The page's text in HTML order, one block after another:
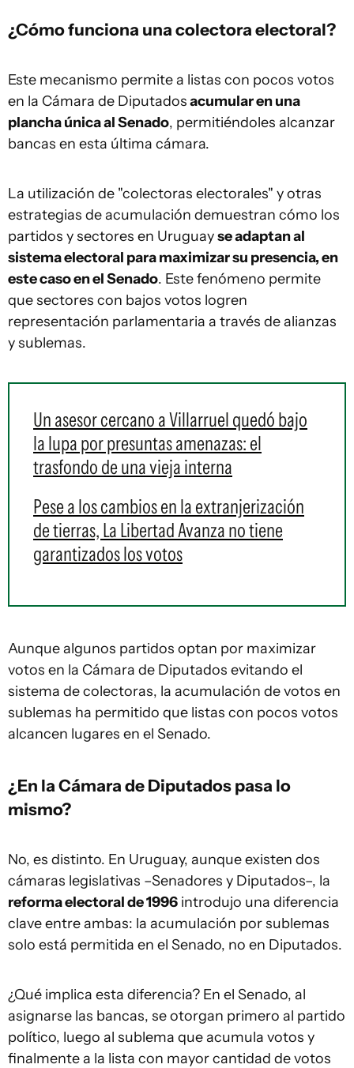
¿Cómo funciona una colectora electoral?
Este mecanismo permite a listas con pocos votos
en la Cámara de Diputadosacumular en una
plancha única al Senado, permitiéndoles alcanzar
bancas en esta última cámara.
La utilización de "colectoras electorales" y otras
estrategias de acumulación demuestran cómo los
partidos y sectores en Uruguayse adaptan al
sistema electoral para maximizar su presencia, en
este caso en el Senado. Este fenómeno permite
que sectores con bajos votos logren
representación parlamentaria a través de alianzas
y sublemas.
Un asesor cercano a Villarruel quedó bajo
la lupa por presuntas amenazas: el
trasfondo de una vieja interna
Pese a los cambios en la extranjerización
de tierras, La Libertad Avanza no tiene
garantizados los votos
Aunque algunos partidos optan por maximizar
votos en la Cámara de Diputados evitando el
sistema de colectoras, la acumulación de votos en
sublemas ha permitido que listas con pocos votos
alcancen lugares en el Senado.
¿En la Cámara de Diputados pasa lo
mismo?
No, es distinto. En Uruguay, aunque existen dos
cámaras legislativas –Senadores y Diputados–, la
reforma electoral de 1996 introdujo una diferencia
clave entre ambas: la acumulación por sublemas
solo está permitida en el Senado, no en Diputados.
¿Qué implica esta diferencia? En el Senado, al
asignarse las bancas, se otorgan primero al partido
político, luego al sublema que acumula votos y
finalmente a la lista con mayor cantidad de votos